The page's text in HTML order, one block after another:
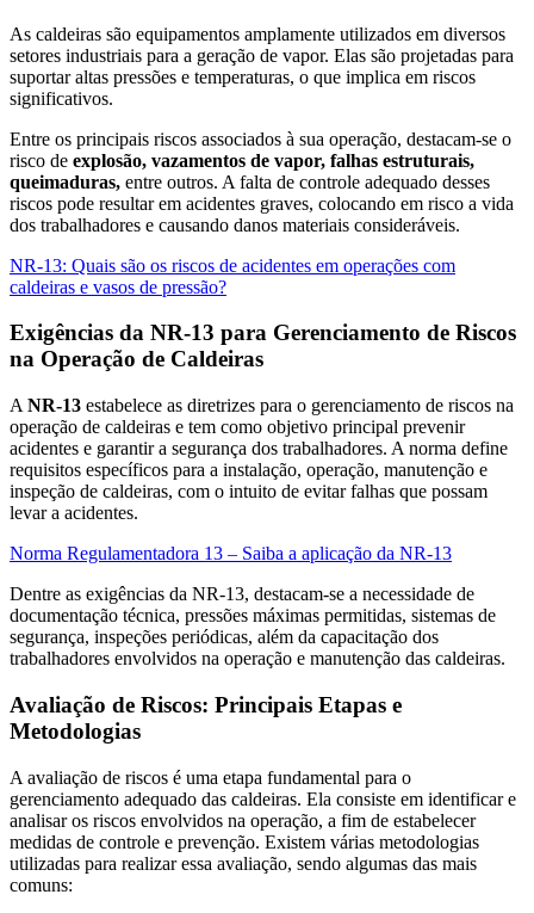
As caldeiras são equipamentos amplamente utilizados em diversos
setores industriais para a geração de vapor. Elas são projetadas para
suportar altas pressões e temperaturas, o que implica em riscos
significativos.
Entre os principais riscos associados à sua operação, destacam-se o
risco de explosão, vazamentos de vapor, falhas estruturais,
queimaduras, entre outros. A falta de controle adequado desses
riscos pode resultar em acidentes graves, colocando em risco a vida
dos trabalhadores e causando danos materiais consideráveis.
NR-13: Quais são os riscos de acidentes em operações com
caldeiras e vasos de pressão?
Exigências da NR-13 para Gerenciamento de Riscos
na Operação de Caldeiras
A NR-13 estabelece as diretrizes para o gerenciamento de riscos na
operação de caldeiras e tem como objetivo principal prevenir
acidentes e garantir a segurança dos trabalhadores. A norma define
requisitos específicos para a instalação, operação, manutenção e
inspeção de caldeiras, com o intuito de evitar falhas que possam
levar a acidentes.
Norma Regulamentadora 13 – Saiba a aplicação da NR-13
Dentre as exigências da NR-13, destacam-se a necessidade de
documentação técnica, pressões máximas permitidas, sistemas de
segurança, inspeções periódicas, além da capacitação dos
trabalhadores envolvidos na operação e manutenção das caldeiras.
Avaliação de Riscos: Principais Etapas e
Metodologias
A avaliação de riscos é uma etapa fundamental para o
gerenciamento adequado das caldeiras. Ela consiste em identificar e
analisar os riscos envolvidos na operação, a fim de estabelecer
medidas de controle e prevenção. Existem várias metodologias
utilizadas para realizar essa avaliação, sendo algumas das mais
comuns: